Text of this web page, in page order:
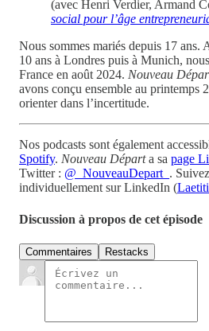
(avec Henri Verdier, Armand
social pour l’âge
Nous sommes mariés depuis 17 ans.
10 ans à Londres puis à Munich,
France en août 2024. Nouveau
avons conçu ensemble au printemps
orienter dans l’incertitude.
Nos podcasts sont également
Spotify. Nouveau Départa sa page
Twitter : @_NouveauDepart_ .
individuellement sur LinkedIn (
Discussion à propos de cet épisode
Commentaires Restacks